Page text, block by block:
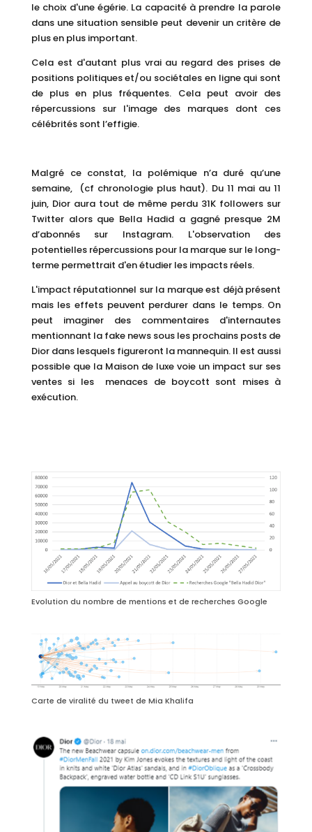
le choix d'une égérie. La capacité à prendre la parole
dans une situation sensible peut devenir un critère de
plus en plus important.
Cela est d'autant plus vrai au regard des prises de
positions politiques et/ou sociétales en ligne qui sont
de plus en plus fréquentes. Cela peut avoir des
répercussions sur l'image des marques dont ces
célébrités sont l’effigie.
Malgré ce constat, la polémique n’a duré qu’une
semaine, (cf chronologie plus haut). Du 11 mai au 11
juin, Dior aura tout de même perdu 31K followers sur
Twitter alors que Bella Hadid a gagné presque 2M
d’abonnés sur Instagram. L'observation des
potentielles répercussions pour la marque sur le long-
terme permettrait d'en étudier les impacts réels.
L'impact réputationnel sur la marque est déjà présent
mais les effets peuvent perdurer dans le temps. On
peut imaginer des commentaires d'internautes
mentionnant la fake news sous les prochains posts de
Dior dans lesquels figureront la mannequin. Il est aussi
possible que la Maison de luxe voie un impact sur ses
ventes si les menaces de boycott sont mises à
exécution.
Evolution du nombre de mentions et de recherches Google
Carte de viralité du tweet de Mia Khalifa